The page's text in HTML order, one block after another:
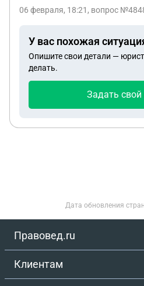
остаться с ним и со своей
06 февраля, 18:21 , вопрос
У вас похожая
Опишите свои детали —
делать.
Задать свой
Дата обновления
Правовед.ru
Клиентам